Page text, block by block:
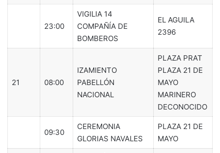
23:00
VIGILIA 14
COMPAÑÍA DE
BOMBEROS
EL AGUILA
2396
21 08:00
IZAMIENTO
PABELLÓN
NACIONAL
PLAZA PRAT
PLAZA 21 DE
MAYO
MARINERO
DECONOCIDO
09:30
CEREMONIA
GLORIAS NAVALES
PLAZA 21 DE
MAYO